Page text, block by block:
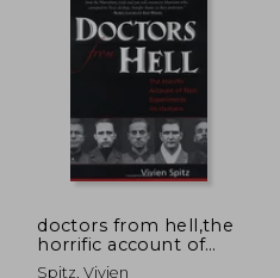
5%
doctors from hell,the
horrific account of
nazi experiments on
Spitz, Vivien